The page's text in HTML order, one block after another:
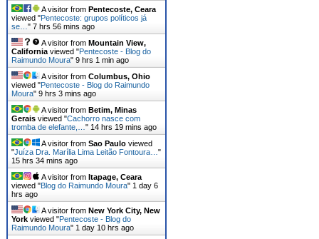
A visitor from Pentecoste, Ceara
viewed "Pentecoste: grupos políticos já
se…" 7 hrs 56 mins ago
A visitor from Mountain View,
Californiaviewed "Pentecoste - Blog do
Raimundo Moura" 9 hrs 1 min ago
A visitor from Columbus, Ohio
viewed "Pentecoste - Blog do Raimundo
Moura" 9 hrs 3 mins ago
A visitor from Betim, Minas
Geraisviewed "Cachorro nasce com
tromba de elefante,…" 14 hrs 19 mins ago
A visitor from Sao Pauloviewed
"Juíza Dra. Marília Lima Leitão Fontoura…"
15 hrs 34 mins ago
A visitor from Itapage, Ceara
viewed "Blog do Raimundo Moura" 1 day 6
hrs ago
A visitor from New York City, New
Yorkviewed "Pentecoste - Blog do
Raimundo Moura" 1 day 10 hrs ago